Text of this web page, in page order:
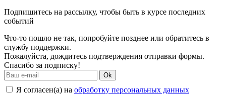
Подпишитесь на рассылку, чтобы быть в курсе последних
событий
Что-то пошло не так, попробуйте позднее или обратитесь в
службу поддержки.
Пожалуйста, дождитесь подтверждения отправки формы.
Спасибо за подписку!
Ok
Я согласен(а) на обработку персональных данных